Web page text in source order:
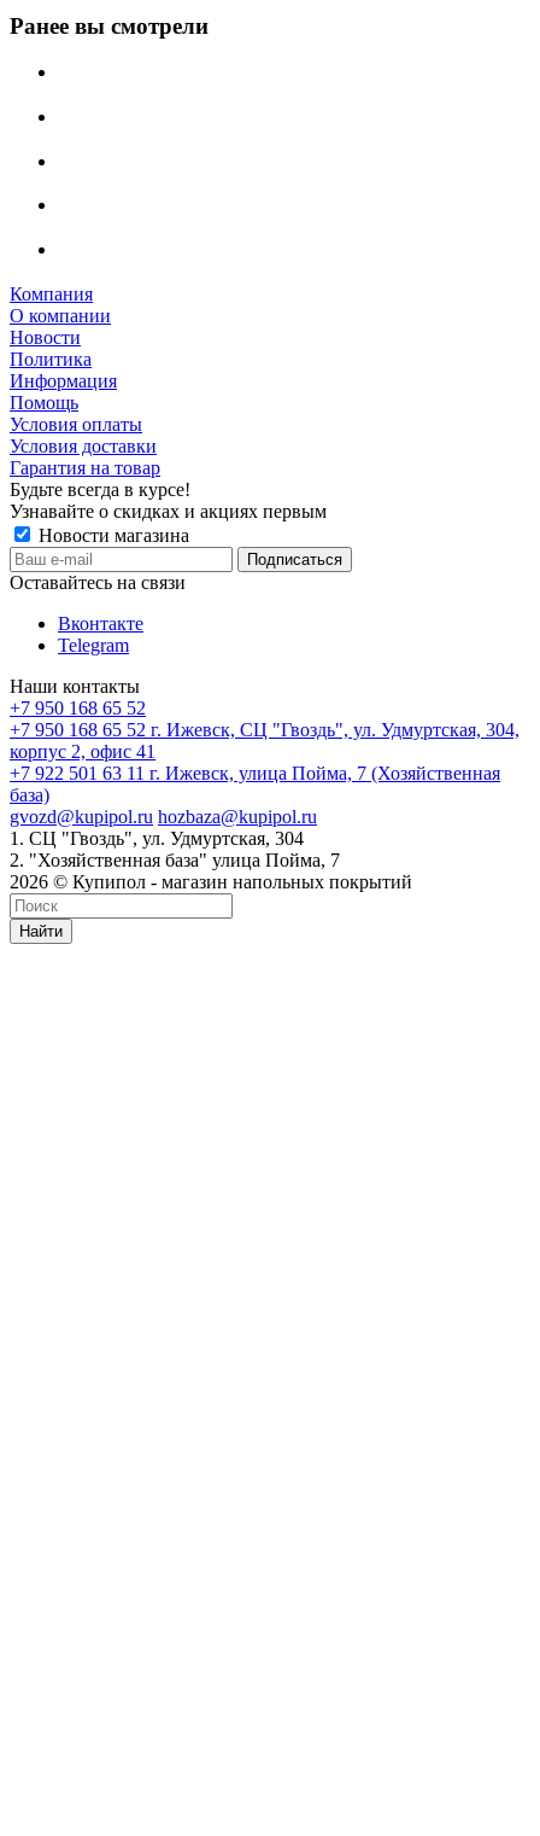
Ранее вы смотрели
Компания
О компании
Новости
Политика
Информация
Помощь
Условия оплаты
Условия доставки
Гарантия на товар
Будьте всегда в курсе!
Узнавайте о скидках и акциях первым
Новости магазина
Оставайтесь на связи
Вконтакте
Telegram
Наши контакты
+7 950 168 65 52
+7 950 168 65 52 г. Ижевск, СЦ "Гвоздь", ул. Удмуртская, 304,
корпус 2, офис 41
+7 922 501 63 11 г. Ижевск, улица Пойма, 7 (Хозяйственная
база)
gvozd@kupipol.ru hozbaza@kupipol.ru
1. СЦ "Гвоздь", ул. Удмуртская, 304
2. "Хозяйственная база" улица Пойма, 7
2026 © Купипол - магазин напольных покрытий
Найти